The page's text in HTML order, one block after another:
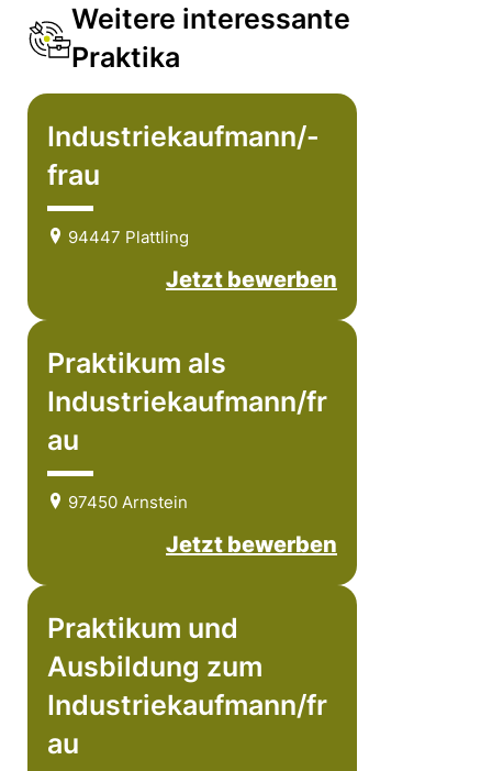
Weitere interessante
Praktika
Industriekaufmann/-
frau
94447 Plattling
Jetzt bewerben
Praktikum als
Industriekaufmann/fr
au
97450 Arnstein
Jetzt bewerben
Praktikum und
Ausbildung zum
Industriekaufmann/fr
au